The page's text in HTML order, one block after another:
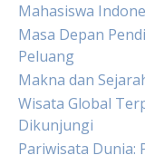
Mahasiswa
Masa Depan
Peluang
Makna dan
Wisata Global
Dikunjungi
Pariwisata Dunia: